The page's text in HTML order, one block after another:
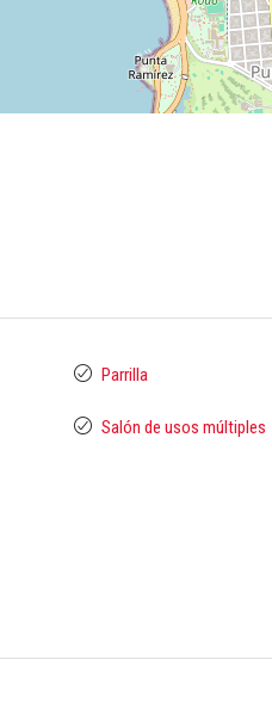
Parrilla
Salón de usos múltiples